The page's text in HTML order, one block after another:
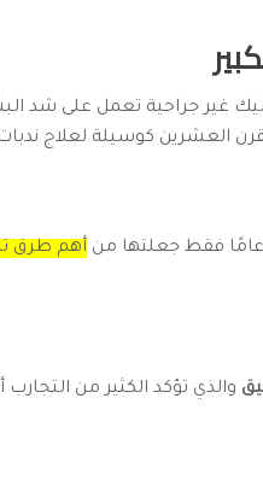
غير جراحية تعمل على شد
العشرين كوسيلة لعلاج
أهم طرق
والذي تؤكد الكثير من